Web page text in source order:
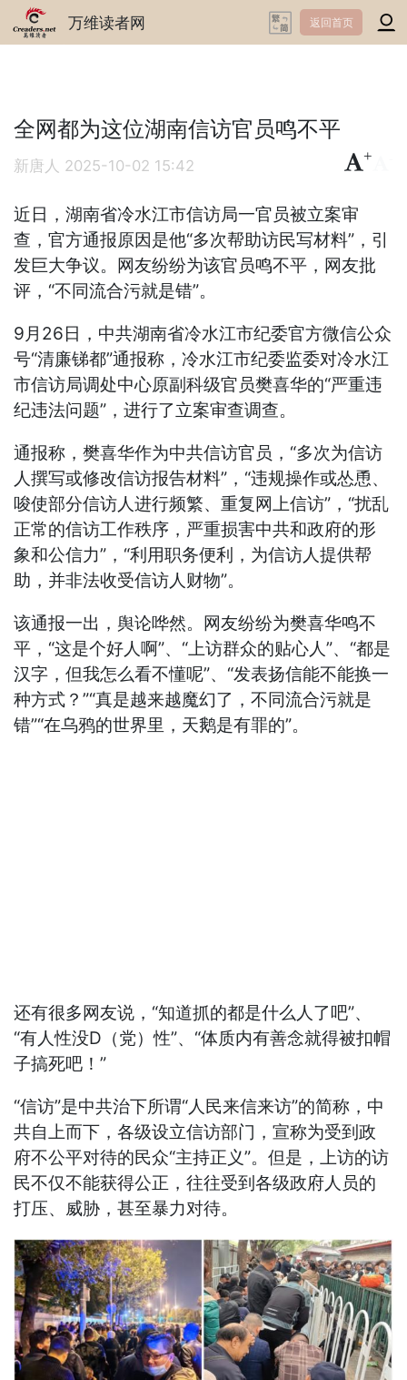
万维读者网 返回首页
全网都为这位湖南信访官员鸣不平
新唐人 2025-10-02 15:42
+
近日，湖南省冷水江市信访局一官员被立案审
查，官方通报原因是他“多次帮助访民写材料”，引
发巨大争议。网友纷纷为该官员鸣不平，网友批
评，“不同流合污就是错”。
9月26日，中共湖南省冷水江市纪委官方微信公众
号“清廉锑都”通报称，冷水江市纪委监委对冷水江
市信访局调处中心原副科级官员樊喜华的“严重违
纪违法问题”，进行了立案审查调查。
通报称，樊喜华作为中共信访官员，“多次为信访
人撰写或修改信访报告材料”，“违规操作或怂恿、
唆使部分信访人进行频繁、重复网上信访”，“扰乱
正常的信访工作秩序，严重损害中共和政府的形
象和公信力”，“利用职务便利，为信访人提供帮
助，并非法收受信访人财物”。
该通报一出，舆论哗然。网友纷纷为樊喜华鸣不
平，“这是个好人啊”、“上访群众的贴心人”、“都是
汉字，但我怎么看不懂呢”、“发表扬信能不能换一
种方式？”“真是越来越魔幻了，不同流合污就是
错”“在乌鸦的世界里，天鹅是有罪的”。
还有很多网友说，“知道抓的都是什么人了吧”、
“有人性没D（党）性”、“体质内有善念就得被扣帽
子搞死吧！”
“信访”是中共治下所谓“人民来信来访”的简称，中
共自上而下，各级设立信访部门，宣称为受到政
府不公平对待的民众“主持正义”。但是，上访的访
民不仅不能获得公正，往往受到各级政府人员的
打压、威胁，甚至暴力对待。